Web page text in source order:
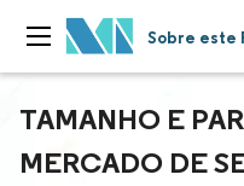
Sobre este
TAMANHO E
MERCADO DE